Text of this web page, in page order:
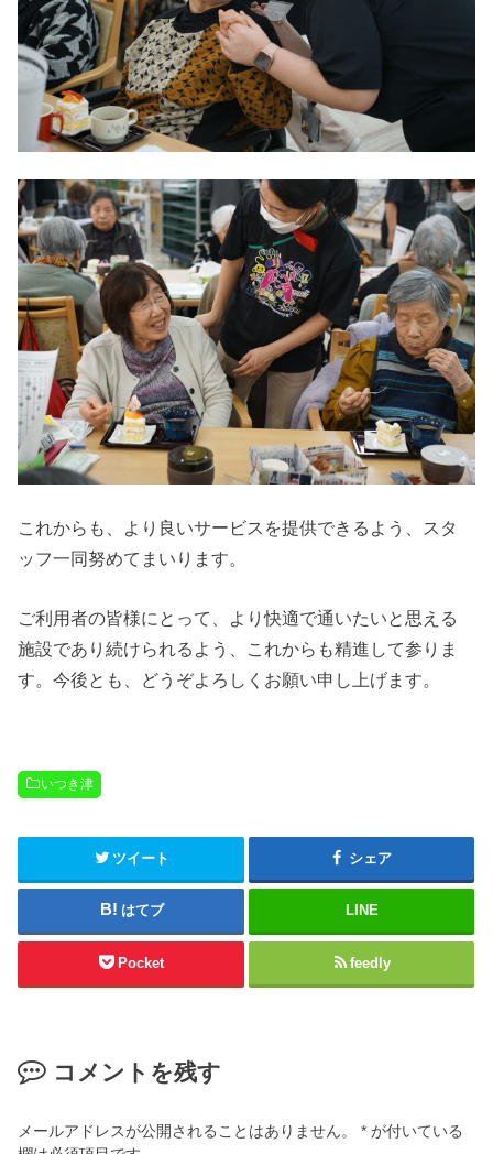
これからも、より良いサービスを提供できるよう、スタ
ッフ一同努めてまいります。
ご利用者の皆様にとって、より快適で通いたいと思える
施設であり続けられるよう、これからも精進して参りま
す。今後とも、どうぞよろしくお願い申し上げます。
いつき津
ツイート シェア
はてブ LINE
Pocket feedly
コメントを残す
メールアドレスが公開されることはありません。 * が付いている